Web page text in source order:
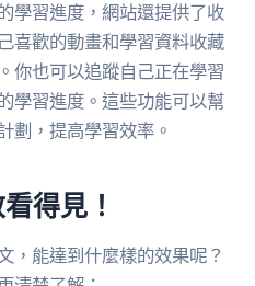
學習進度，網站還提供了收
喜歡的動畫和學習資料收藏
你也可以追蹤自己正在學習
學習進度。這些功能可以幫
劃，提高學習效率。
得見！
，能達到什麼樣的效果呢？